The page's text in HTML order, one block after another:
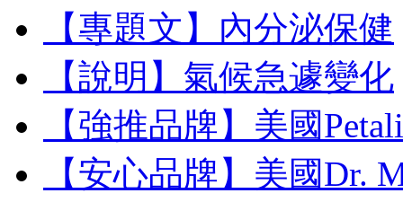
【專題文】內分泌保健
【說明】氣候急遽變化
【強推品牌】美國
【安心品牌】美國Dr.